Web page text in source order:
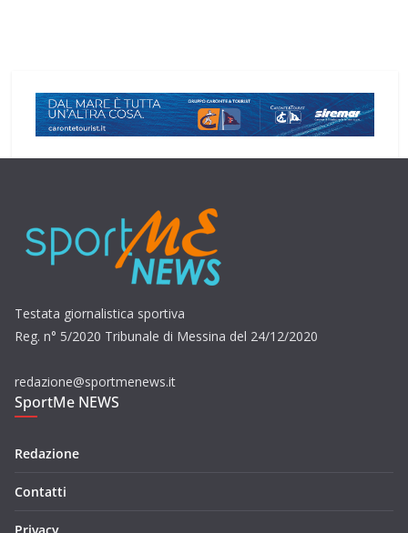
Testata giornalistica sportiva
Reg. n° 5/2020 Tribunale di Messina del 24/12/2020
redazione@sportmenews.it
SportMe NEWS
Redazione
Contatti